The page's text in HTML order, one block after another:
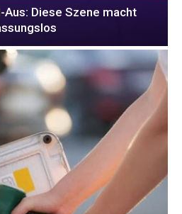
Aus: Diese Szene macht